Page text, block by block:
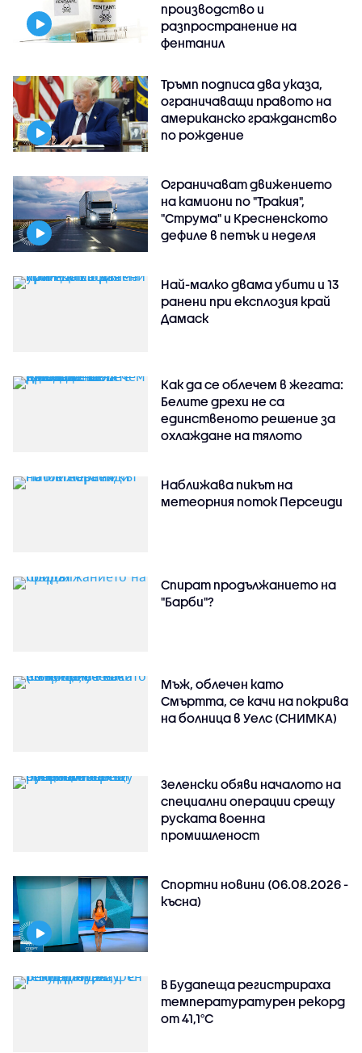
производство и
разпространение на
фентанил
Тръмп подписа два указа,
ограничаващи правото на
американско гражданство
по рождение
Ограничават движението
на камиони по "Тракия",
"Струма" и Кресненското
дефиле в петък и неделя
Най-малко двама убити и 13
ранени при експлозия край
Дамаск
Как да се облечем в жегата:
Белите дрехи не са
единственото решение за
охлаждане на тялото
Наближава пикът на
метеорния поток Персеиди
Спират продължанието на
"Барби"?
Мъж, облечен като
Смъртта, се качи на покрива
на болница в Уелс (СНИМКА)
Зеленски обяви началото на
специални операции срещу
руската военна
промишленост
Спортни новини (06.08.2026 -
късна)
В Будапеща регистрираха
температуратурен рекорд
от 41,1°C